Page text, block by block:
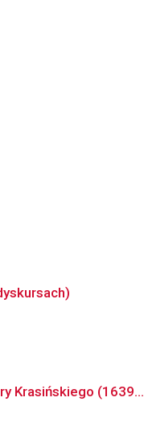
Krasińskiego (1639...